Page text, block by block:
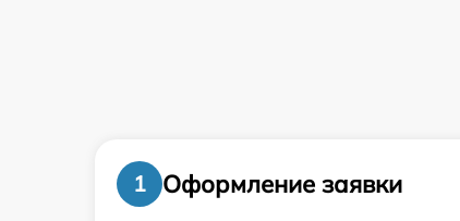
1
Оформление заявки